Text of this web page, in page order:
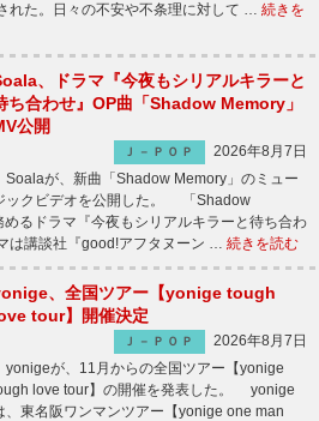
れた。日々の不安や不条理に対して … 続きを
、ドラマ『今夜もシリアルキラーと
ち合わせ』OP曲「Shadow Memory」
公開
Ｊ－ＰＯＰ
2026年8月7日
Soalaが、新曲「Shadow Memory」のミュー
ックビデオを公開した。 「Shadow
るドラマ『今夜もシリアルキラーと待ち合わ
は講談社『good!アフタヌーン … 続きを読む
、全国ツアー【yonige tough
tour】開催決定
Ｊ－ＰＯＰ
2026年8月7日
yonigeが、11月からの全国ツアー【yonige
love tour】の開催を発表した。 yonige
、東名阪ワンマンツアー【yonige one man